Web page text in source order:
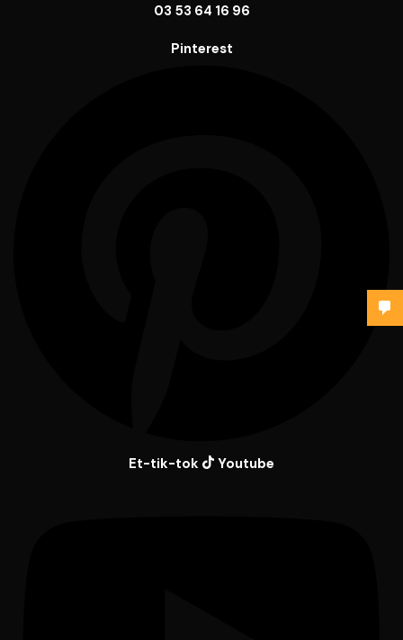
03 53 64 16 96
Pinterest
Et-tik-tok Youtube